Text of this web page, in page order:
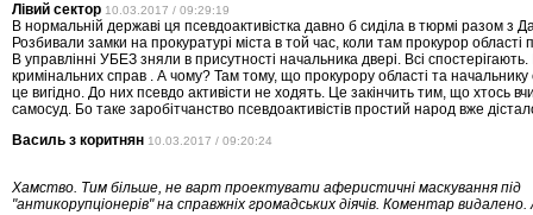
Лівий сектор 10.03.2017 / 09:29:19
В нормальній державі ця псевдоактивістка давно б сиділа в тюрмі разом з
Розбивали замки на прокуратурі міста в той час, коли там прокурор області
В управлінні УБЕЗ зняли в присутності начальника двері. Всі
кримінальних справ . А чому? Там тому, що прокурору області та начальнику
це вигідно. До них псевдо активісти не ходять. Це закінчить тим, що хтось
самосуд. Бо таке заробітчанство псевдоактивістів простий народ вже
Василь з коритнян 10.03.2017 / 09:20:24
Хамство. Тим більше, не варт проектувати аферистичні маскування під
"антикорупціонерів" на справжніх громадських діячів. Коментар видалено.